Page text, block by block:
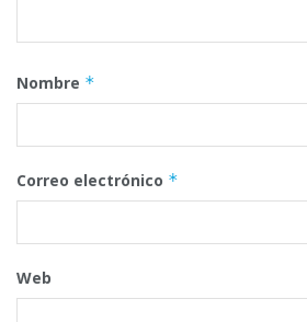
Nombre *
Correo electrónico *
Web